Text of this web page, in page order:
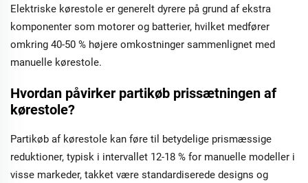
Elektriske kørestole er generelt dyrere på grund af ekstra
komponenter som motorer og batterier, hvilket medfører
omkring 40-50 % højere omkostninger sammenlignet med
manuelle kørestole.
Hvordan påvirker partikøb prissætningen af
kørestole?
Partikøb af kørestole kan føre til betydelige prismæssige
reduktioner, typisk i intervallet 12-18 % for manuelle modeller i
visse markeder, takket være standardiserede designs og